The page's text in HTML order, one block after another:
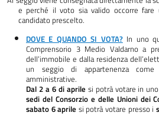
e perché il voto sia valido occorre
candidato prescelto.
DOVE E QUANDO SI VOTA? In uno
Comprensorio 3 Medio Valdarno a
dell’immobile e dalla residenza
un seggio di appartenenza
amministrative.
Dal 2 a 6 di aprile si potrà votare in
sedi del Consorzio e delle Unioni dei
sabato 6 aprile si potrà votare presso i